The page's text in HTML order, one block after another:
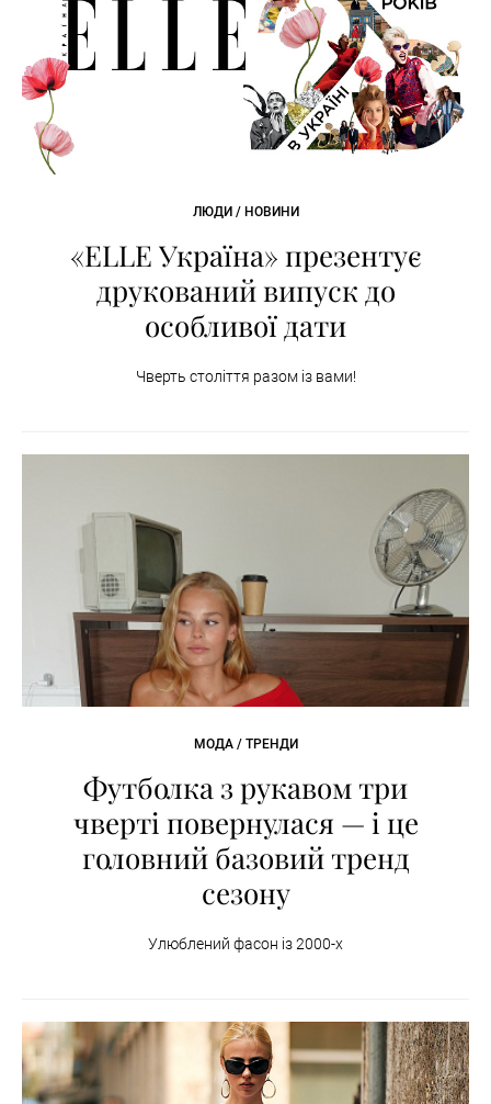
ЛЮДИ / НОВИНИ
«ELLE Україна» презентує
друкований випуск до
особливої дати
Чверть століття разом із вами!
МОДА / ТРЕНДИ
Футболка з рукавом три
чверті повернулася — і це
головний базовий тренд
сезону
Улюблений фасон із 2000-х